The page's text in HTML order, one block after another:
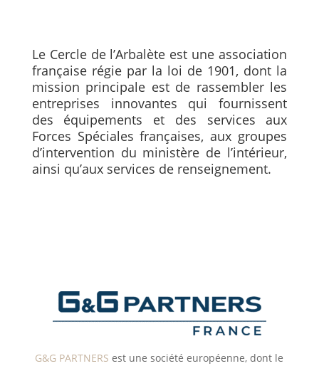
Le Cercle de l’Arbalète est une association
française régie par la loi de 1901, dont la
mission principale est de rassembler les
entreprises innovantes qui fournissent
des équipements et des services aux
Forces Spéciales françaises, aux groupes
d’intervention du ministère de l’intérieur,
ainsi qu’aux services de renseignement.
G&G PARTNERS est une société européenne, dont le